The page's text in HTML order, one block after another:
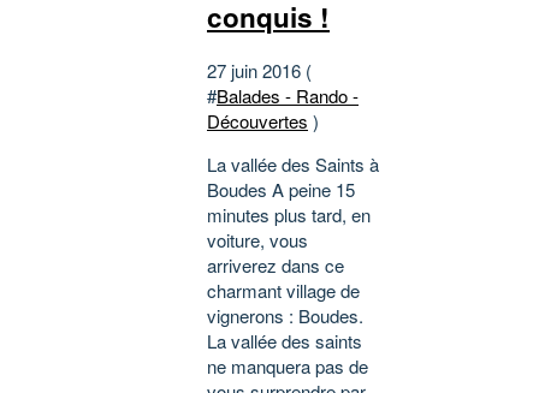
conquis !
27 juin 2016 (
#Balades - Rando -
Découvertes )
La vallée des Saints à
Boudes A peine 15
minutes plus tard, en
voiture, vous
arriverez dans ce
charmant village de
vignerons : Boudes.
La vallée des saints
ne manquera pas de